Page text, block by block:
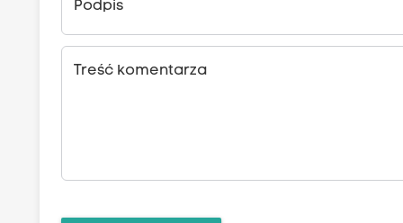
Podpis
Treść komentarza